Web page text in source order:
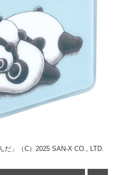
だ」（C）2025 SAN-X CO., LTD.